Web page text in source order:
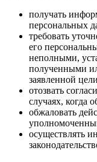
получать
персональных
требовать
его
неполными,
полученными
заявленной
отозвать
случаях, когда
обжаловать
осуществлять